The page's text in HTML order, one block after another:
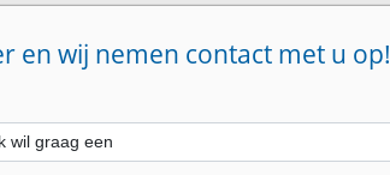
en wij nemen contact met u op!